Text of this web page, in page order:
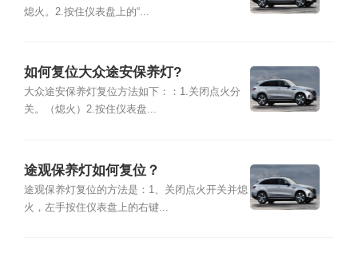
熄火。2.按住仪表盘上的“...
如何复位大众途安保养灯?
大众途安保养灯复位方法如下：：1.关闭点火分
关。（熄火）2.按住仪表盘...
途观保养灯如何复位？
途观保养灯复位的方法是：1、关闭点火开关并熄
火，左手按住仪表盘上的右键...